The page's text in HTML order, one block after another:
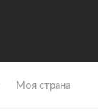
Моя страна